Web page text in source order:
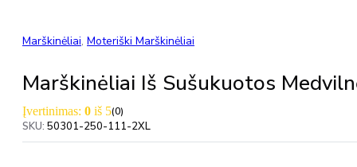
Marškinėliai, Moteriški Marškinėliai
Marškinėliai Iš Sušukuotos
Įvertinimas: 0 iš 5(0)
SKU: 50301-250-111-2XL